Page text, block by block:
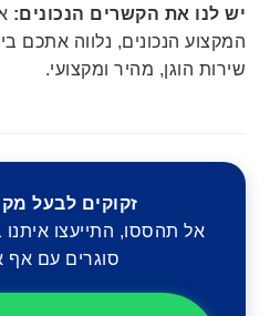
יש לנו את הקשרים הנכונים:
המקצוע הנכונים, נלווה אתכם
שירות הוגן, מהיר ומקצועי.
זקוקים לבעל
אל תהססו, התייעצו
סוגרים עם